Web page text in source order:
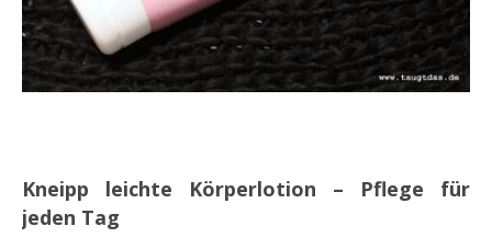
Kneipp leichte Körperlotion – Pflege für
jeden Tag